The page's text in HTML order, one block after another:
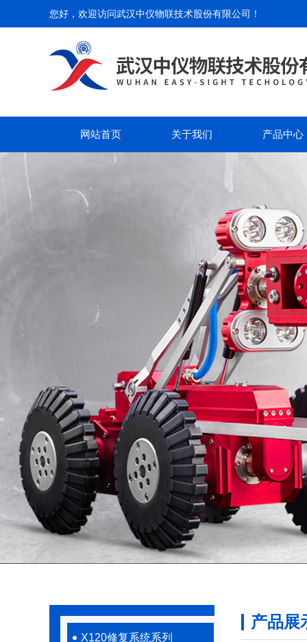
您好，欢迎访问武汉中仪物联技术股份有限公司 ！
网站首页 关于我们 产品中心
X120修复系统系列
产品展